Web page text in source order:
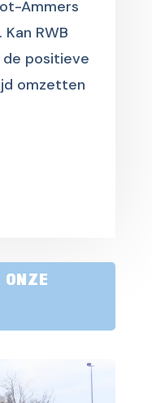
Ammers
RWB
de positieve
omzetten
ONZE